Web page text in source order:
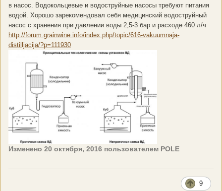
в насос. Водокольцевые и водоструйные насосы требуют питания
водой. Хорошо зарекомендовал себя медицинский водоструйный
насос с хранения при давлении воды 2,5-3 бар и расходе 460 л/ч
http://forum.grainwine.info/index.php/topic/616-vakuumnaja-
distilljacija/?p=111930
Изменено 20 октября, 2016 пользователем POLE
9